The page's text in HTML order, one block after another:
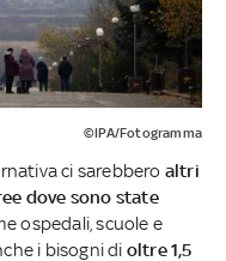
©IPA/Fotogramma
ci sarebbero altri
dove sono state
ospedali, scuole e
i bisogni di oltre 1,5